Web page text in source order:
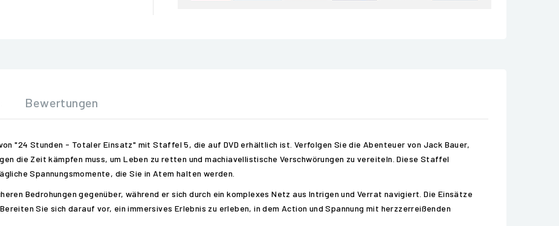
Bewertungen
"24 Stunden - Totaler Einsatz" mit Staffel 5, die auf DVD erhältlich ist. Verfolgen Sie die Abenteuer von Jack Bauer,
die Zeit kämpfen muss, um Leben zu retten und machiavellistische Verschwörungen zu vereiteln. Diese Staffel
Spannungsmomente, die Sie in Atem halten werden.
Bedrohungen gegenüber, während er sich durch ein komplexes Netz aus Intrigen und Verrat navigiert. Die Einsätze
Sie sich darauf vor, ein immersives Erlebnis zu erleben, in dem Action und Spannung mit herzzerreißenden